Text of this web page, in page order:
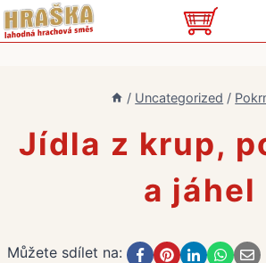
Přeskočit
na
/ Uncategorized /
Jídla z krup,
a jáhel
Můžete sdílet na: